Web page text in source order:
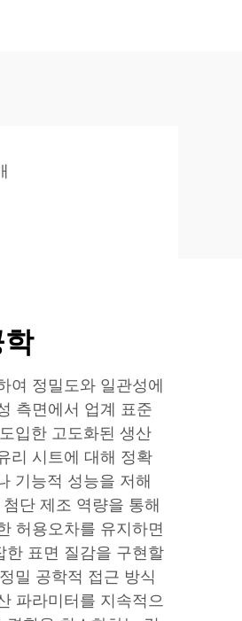
여 정밀도와 일관성에
측면에서 업계 표준
입한 고도화된 생산
리 시트에 대해 정확
기능적 성능을 저해
단 제조 역량을 통해
허용오차를 유지하면
한 표면 질감을 구현할
밀 공학적 접근 방식
파라미터를 지속적으